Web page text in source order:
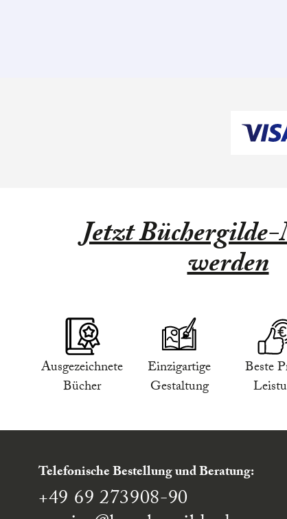
Jetzt
werden
Ausgezeichnete
Bücher
Einzigartige
Gestaltung
Beste
Telefonische Bestellung und Beratung:
+49 69 273908-90